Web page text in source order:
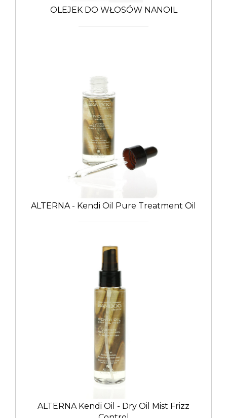
OLEJEK DO WŁOSÓW NANOIL
ALTERNA - Kendi Oil Pure Treatment Oil
ALTERNA Kendi Oil - Dry Oil Mist Frizz